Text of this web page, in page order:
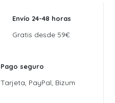
Envío 24-48 horas
Gratis desde 59€
Pago seguro
Tarjeta, PayPal, Bizum